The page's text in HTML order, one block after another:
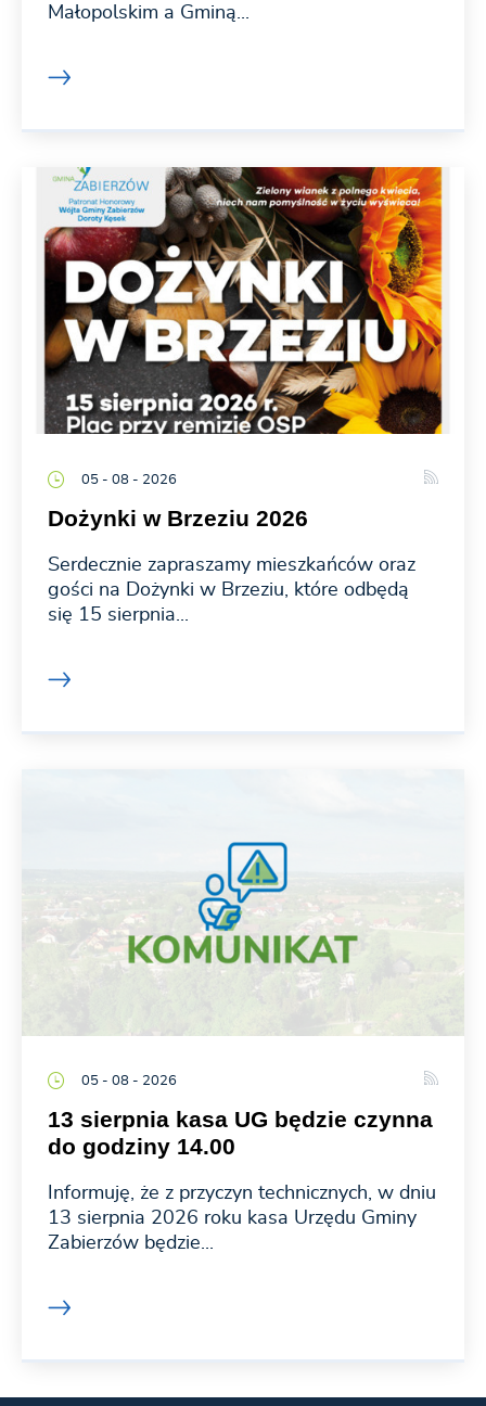
Małopolskim a Gminą...
05 - 08 - 2026
Dożynki w Brzeziu 2026
Serdecznie zapraszamy mieszkańców oraz
gości na Dożynki w Brzeziu, które odbędą
się 15 sierpnia...
05 - 08 - 2026
13 sierpnia kasa UG będzie czynna
do godziny 14.00
Informuję, że z przyczyn technicznych, w dniu
13 sierpnia 2026 roku kasa Urzędu Gminy
Zabierzów będzie...